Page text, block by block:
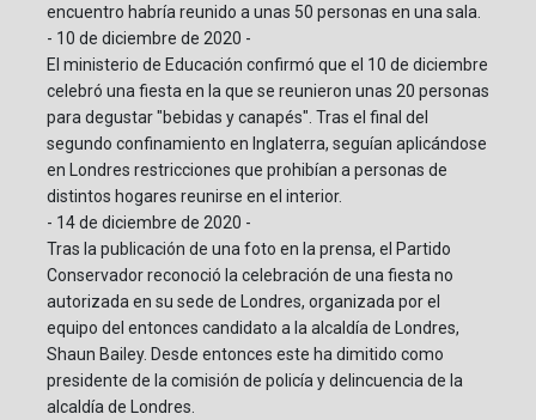
encuentro habría reunido a unas 50 personas en una sala.
- 10 de diciembre de 2020 -
El ministerio de Educación confirmó que el 10 de diciembre
celebró una fiesta en la que se reunieron unas 20 personas
para degustar "bebidas y canapés". Tras el final del
segundo confinamiento en Inglaterra, seguían aplicándose
en Londres restricciones que prohibían a personas de
distintos hogares reunirse en el interior.
- 14 de diciembre de 2020 -
Tras la publicación de una foto en la prensa, el Partido
Conservador reconoció la celebración de una fiesta no
autorizada en su sede de Londres, organizada por el
equipo del entonces candidato a la alcaldía de Londres,
Shaun Bailey. Desde entonces este ha dimitido como
presidente de la comisión de policía y delincuencia de la
alcaldía de Londres.